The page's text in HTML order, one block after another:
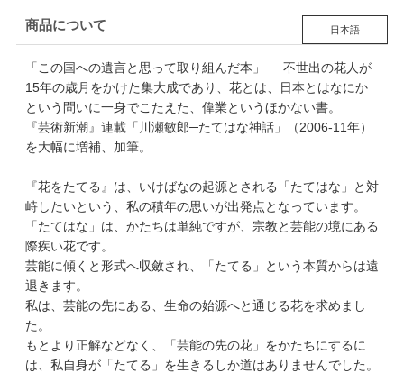
商品について 日本語
「この国への遺言と思って取り組んだ本」──不世出の花人が
15年の歳月をかけた集大成であり、花とは、日本とはなにか
という問いに一身でこたえた、偉業というほかない書。
『芸術新潮』連載「川瀬敏郎─たてはな神話」（2006-11年）
を大幅に増補、加筆。
『花をたてる』は、いけばなの起源とされる「たてはな」と対
峙したいという、私の積年の思いが出発点となっています。
「たてはな」は、かたちは単純ですが、宗教と芸能の境にある
際疾い花です。
芸能に傾くと形式へ収斂され、「たてる」という本質からは遠
退きます。
私は、芸能の先にある、生命の始源へと通じる花を求めまし
た。
もとより正解などなく、「芸能の先の花」をかたちにするに
は、私自身が「たてる」を生きるしか道はありませんでした。